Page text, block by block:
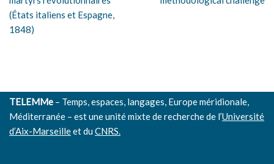
(États italiens et Espagne,
1848)
TELEMMe – Temps, espaces, langages, Europe méridionale,
Méditerranée – est une unité mixte de recherche de l’Université
d’Aix-Marseilleet duCNRS.